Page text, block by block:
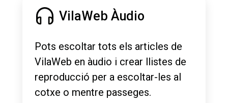
VilaWeb Àudio
Pots escoltar tots els articles de
VilaWeb en àudio i crear llistes de
reproducció per a escoltar-les al
cotxe o mentre passeges.